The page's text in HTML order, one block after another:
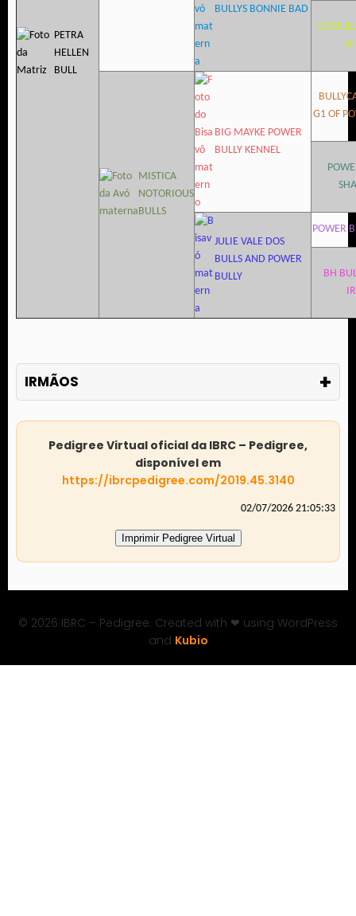
PETRA
HELLEN
BULL
BULLYS BONNIE BAD
GV
MISTICA
NOTORIOUS
BULLS
BIG MAYKE POWER
BULLY KENNEL
G1 OF
JULIE VALE DOS
BULLS AND POWER
BULLY
POWER
BH
IRMÃOS +
Pedigree Virtual oficial da IBRC – Pedigree,
disponível em
https://ibrcpedigree.com/2019.45.3140
02/07/2026 21:05:33
Imprimir Pedigree Virtual
© 2026 IBRC – Pedigree. Created with ❤ using WordPress
and Kubio